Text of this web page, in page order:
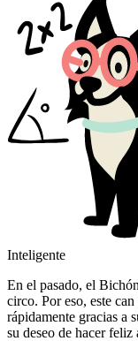
Inteligente
En el pasado, el
circo. Por eso, este
rápidamente gracias a
su deseo de hacer feliz